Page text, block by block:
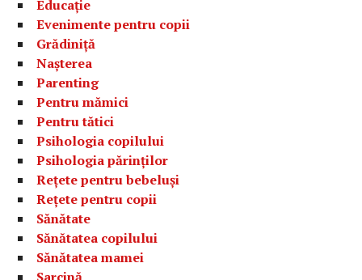
Educație
Evenimente pentru copii
Grădiniță
Nașterea
Parenting
Pentru mămici
Pentru tătici
Psihologia copilului
Psihologia părinților
Rețete pentru bebeluși
Rețete pentru copii
Sănătate
Sănătatea copilului
Sănătatea mamei